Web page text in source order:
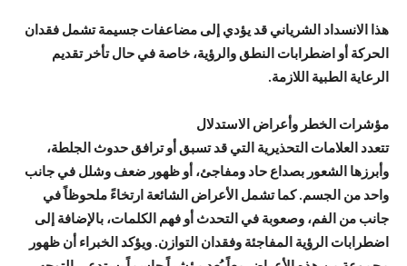
هذا الانسداد الشرياني قد يؤدي إلى مضاعفات جسيمة تشمل فقدان
الحركة أو اضطرابات النطق والرؤية، خاصة في حال تأخر تقديم
الرعاية الطبية اللازمة.
مؤشرات الخطر وأعراض الاستدلال
تتعدد العلامات التحذيرية التي قد تسبق أو ترافق حدوث الجلطة،
وأبرزها الشعور بصداع حاد ومفاجئ، أو ظهور ضعف وشلل في جانب
واحد من الجسم. كما تشمل الأعراض الشائعة ارتخاءً ملحوظاً في
جانب من الفم، وصعوبة في التحدث أو فهم الكلمات، بالإضافة إلى
اضطرابات الرؤية المفاجئة وفقدان التوازن. ويؤكد الخبراء أن ظهور